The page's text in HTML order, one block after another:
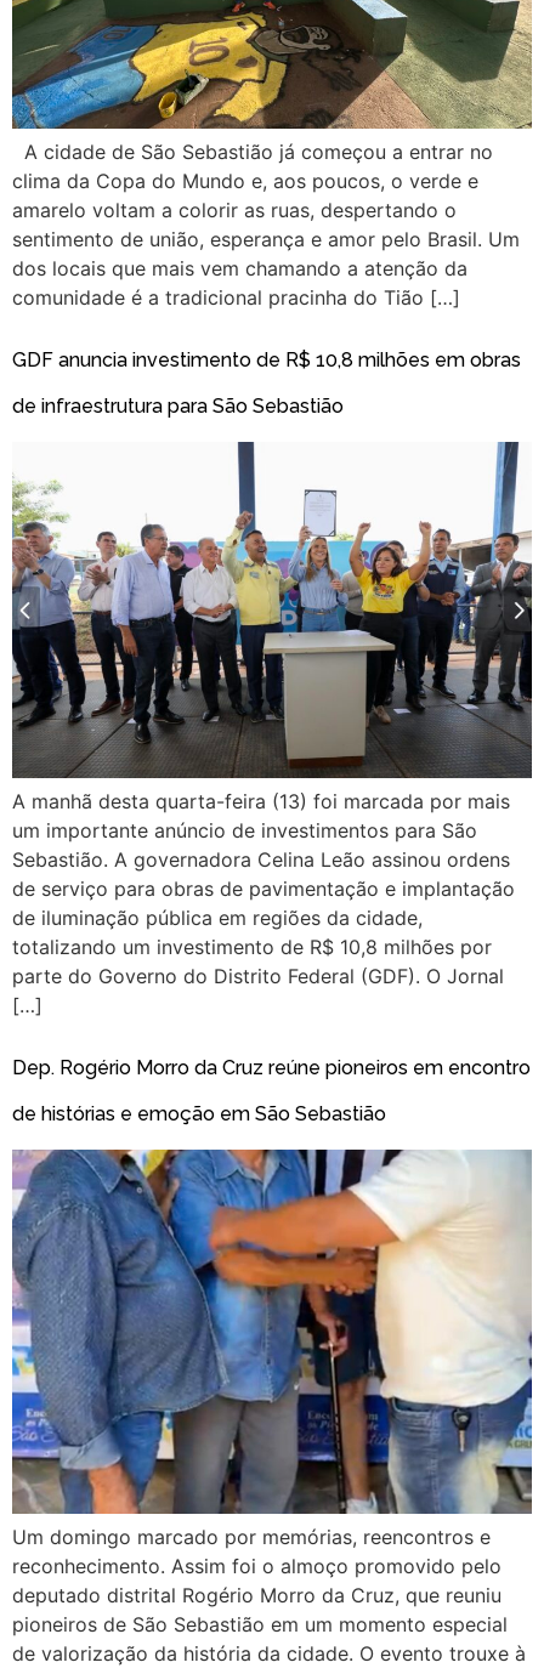
A cidade de São Sebastião já começou a entrar no
clima da Copa do Mundo e, aos poucos, o verde e
amarelo voltam a colorir as ruas, despertando o
sentimento de união, esperança e amor pelo Brasil. Um
dos locais que mais vem chamando a atenção da
comunidade é a tradicional pracinha do Tião […]
GDF anuncia investimento de R$ 10,8 milhões em obras
de infraestrutura para São Sebastião
A manhã desta quarta-feira (13) foi marcada por mais
um importante anúncio de investimentos para São
Sebastião. A governadora Celina Leão assinou ordens
de serviço para obras de pavimentação e implantação
de iluminação pública em regiões da cidade,
totalizando um investimento de R$ 10,8 milhões por
parte do Governo do Distrito Federal (GDF). O Jornal
[…]
Dep. Rogério Morro da Cruz reúne pioneiros em encontro
de histórias e emoção em São Sebastião
Um domingo marcado por memórias, reencontros e
reconhecimento. Assim foi o almoço promovido pelo
deputado distrital Rogério Morro da Cruz, que reuniu
pioneiros de São Sebastião em um momento especial
de valorização da história da cidade. O evento trouxe à